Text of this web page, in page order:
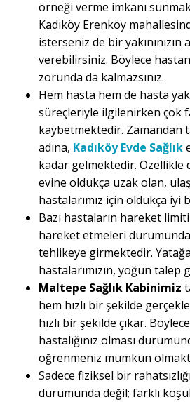
örneği verme imkanı
Kadıköy Erenköy
isterseniz de bir yakınınızın
verebilirsiniz. Böylece
zorunda da kalmazsınız.
Hem hasta hem de hasta
süreçleriyle ilgilenirken çok
kaybetmektedir. Zamandan
adına, Kadıköy Evde Sağlık
kadar gelmektedir. Özellikle
evine oldukça uzak olan,
hastalarımız için oldukça iyi
Bazı hastaların hareket limiti
hareket etmeleri durumunda
tehlikeye girmektedir. Yatağa
hastalarımızın, yoğun
Maltepe Sağlık Kabinimiz
hem hızlı bir şekilde
hızlı bir şekilde çıkar.
hastalığınız olması
öğrenmeniz mümkün
Sadece fiziksel bir
durumunda değil; farklı